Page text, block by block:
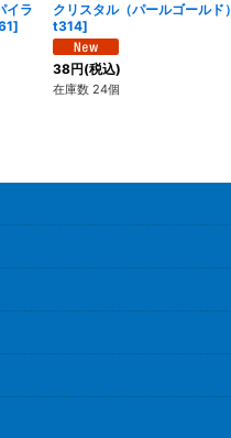
イラ
]
クリスタル（パールゴールド）
t314]
38円(税込)
在庫数 24個